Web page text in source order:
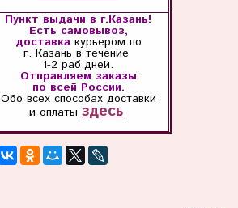
Пункт выдачи в г.Казань!
Есть самовывоз,
доставка курьером по
г. Казань в течение
1-2 раб.дней.
Отправляем заказы
по всей России.
Обо всех способах доставки
и оплаты здесь